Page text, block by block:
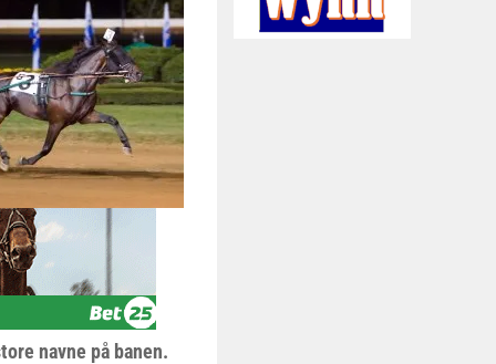
navne på banen.